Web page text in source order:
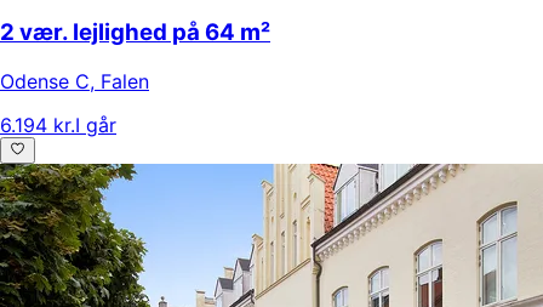
2 vær. lejlighed på 64 m²
Odense C, Falen
6.194 kr.I går